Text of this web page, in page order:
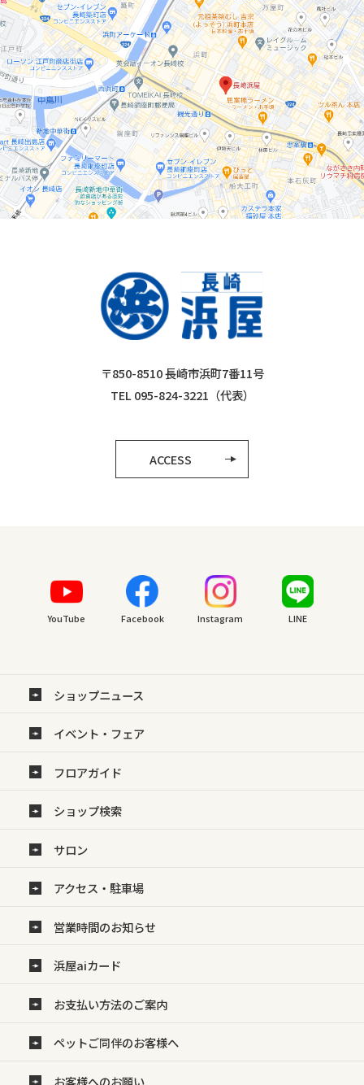
〒850-8510 長崎市浜町7番11号
TEL 095-824-3221（代表）
ACCESS
YouTube Facebook Instagram LINE
ショップニュース
イベント・フェア
フロアガイド
ショップ検索
サロン
アクセス・駐車場
営業時間のお知らせ
浜屋aiカード
お支払い方法のご案内
ペットご同伴のお客様へ
お客様へのお願い